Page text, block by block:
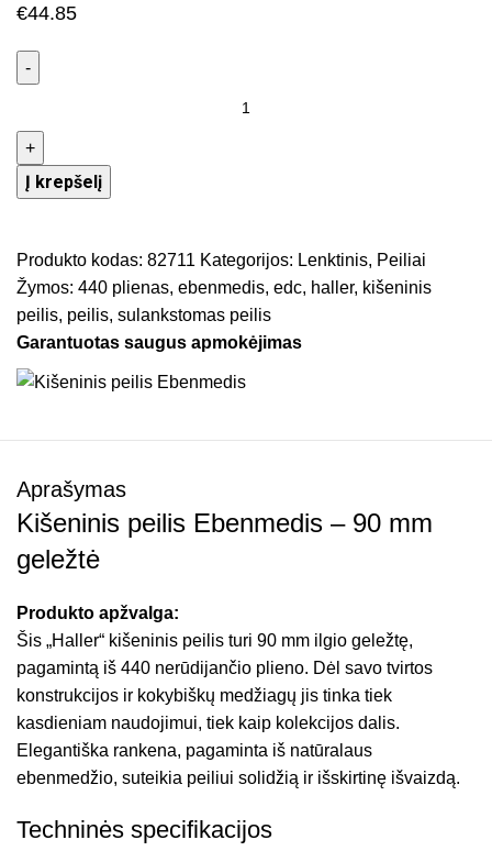
€44.85
Į krepšelį
Produkto kodas:82711 Kategorijos: Lenktinis, Peiliai
Žymos: 440 plienas, ebenmedis, edc, haller, kišeninis
peilis, peilis, sulankstomas peilis
Garantuotas saugus apmokėjimas
Aprašymas
Kišeninis peilis Ebenmedis – 90 mm
geležtė
Produkto apžvalga:
Šis „Haller“ kišeninis peilis turi 90 mm ilgio geležtę,
pagamintą iš 440 nerūdijančio plieno. Dėl savo tvirtos
konstrukcijos ir kokybiškų medžiagų jis tinka tiek
kasdieniam naudojimui, tiek kaip kolekcijos dalis.
Elegantiška rankena, pagaminta iš natūralaus
ebenmedžio, suteikia peiliui solidžią ir išskirtinę išvaizdą.
Techninės specifikacijos